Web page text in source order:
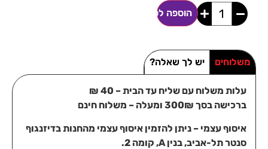
הוספה לסל
משלוחים יש לך שאלה?
עלות משלוח עם שליח עד הבית – 40 ₪
ברכישה בסך 300₪ ומעלה – משלוח חינם
איסוף עצמי – ניתן להזמין איסוף עצמי מהחנות בדיזנגוף
סנטר תל-אביב, בנין A, קומה 2.